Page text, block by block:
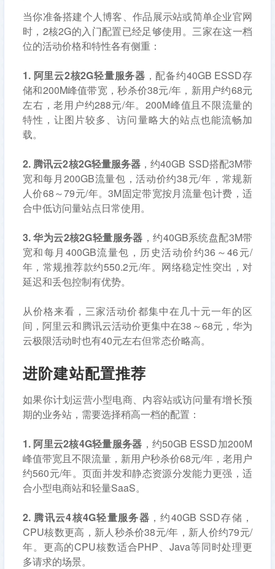
当你准备搭建个人博客、作品展示站或简单企业官网
时，2核2G的入门配置已经足够使用。三家在这一档
位的活动价格和特性各有侧重：
1. 阿里云2核2G轻量服务器 ，配备约40GB ESSD存
储和200M峰值带宽，秒杀价38元/年，新用户约68元
左右，老用户约288元/年。200M峰值且不限流量的
特性，让图片较多、访问量略大的站点也能流畅加
载。
2. 腾讯云2核2G轻量服务器 ，约40GB SSD搭配3M带
宽和每月200GB流量包，活动价约38元/年，常规新
人价68～79元/年。3M固定带宽按月流量包计费，适
合中低访问量站点日常使用。
3. 华为云2核2G轻量服务器 ，约40GB系统盘配3M带
宽和每月400GB流量包，历史活动价约36～46元/
年，常规推荐款约550.2元/年。网络稳定性突出，对
延迟和丢包控制有优势。
从价格来看，三家活动价都集中在几十元一年的区
间，阿里云和腾讯云活动价更集中在38～68元，华为
云极限活动时也有40元左右但常态价略高。
进阶建站配置推荐
如果你计划运营小型电商、内容站或访问量有增长预
期的业务站，需要选择稍高一档的配置：
1. 阿里云2核4G轻量服务器 ，约50GB ESSD加200M
峰值带宽且不限流量，新用户秒杀价68元/年，老用户
约560元/年。页面并发和静态资源分发能力更强，适
合小型电商站和轻量SaaS。
2. 腾讯云4核4G轻量服务器 ，约40GB SSD存储，
CPU核数更高，新人秒杀价38元/年，新人价约79元/
年。更高的CPU核数适合PHP、Java等同时处理更
多请求的场景。